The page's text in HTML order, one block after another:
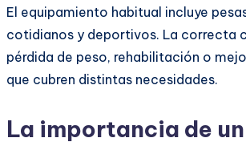
El equipamiento habitual incluye
cotidianos y deportivos. La correcta
pérdida de peso, rehabilitación o
que cubren distintas necesidades.
La importancia de